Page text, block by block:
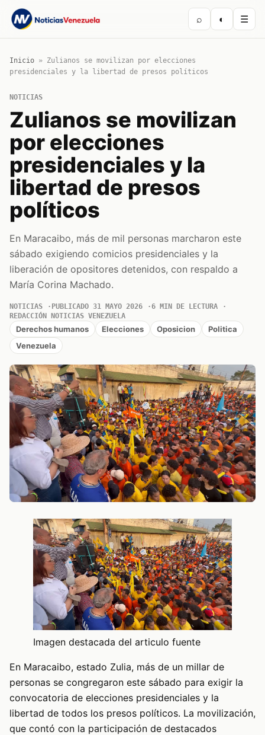
⌕ ◐ ☰
Inicio » Zulianos se movilizan por elecciones
presidenciales y la libertad de presos políticos
NOTICIAS
Zulianos se movilizan
por elecciones
presidenciales y la
libertad de presos
políticos
En Maracaibo, más de mil personas marcharon este
sábado exigiendo comicios presidenciales y la
liberación de opositores detenidos, con respaldo a
María Corina Machado.
NOTICIAS PUBLICADO 31 MAYO 2026
6 MIN DE LECTURA
REDACCIÓN NOTICIAS VENEZUELA
Derechos humanos Elecciones Oposicion
Politica
Venezuela
Imagen destacada del articulo fuente
En Maracaibo, estado Zulia, más de un millar de
personas se congregaron este sábado para exigir la
convocatoria de elecciones presidenciales y la
libertad de todos los presos políticos. La movilización,
que contó con la participación de destacados